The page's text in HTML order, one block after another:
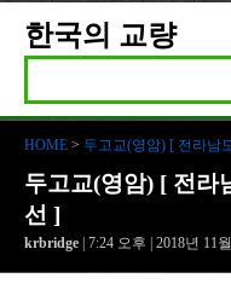
한국의 교량
HOME > 두고교(영암) [ 전라남
두고교(영암) [ 전라
선 ]
krbridge | 7:24 오후 | 2018년 11